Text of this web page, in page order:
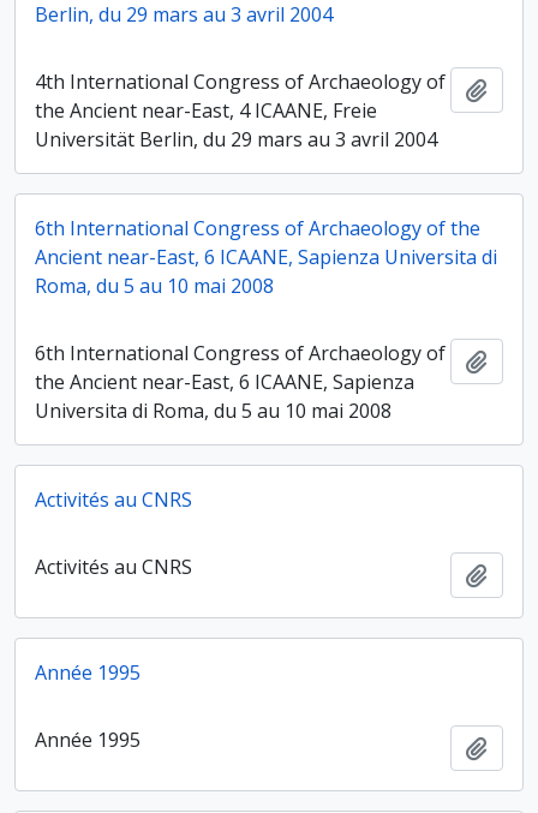
Berlin, du 29 mars au 3 avril 2004
4th International Congress of Archaeology of
the Ancient near-East, 4 ICAANE, Freie
Universität Berlin, du 29 mars au 3 avril 2004
6th International Congress of Archaeology of the
Ancient near-East, 6 ICAANE, Sapienza Universita di
Roma, du 5 au 10 mai 2008
6th International Congress of Archaeology of
the Ancient near-East, 6 ICAANE, Sapienza
Universita di Roma, du 5 au 10 mai 2008
Activités au CNRS
Activités au CNRS
Année 1995
Année 1995